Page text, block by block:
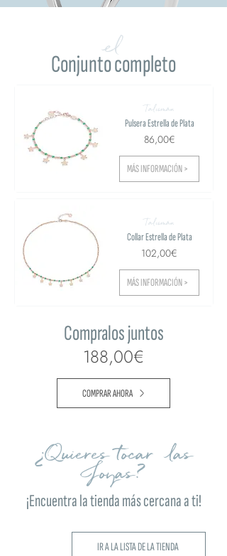
Conjunto completo
el
Talismán
Pulsera Estrella de Plata
86,00€
MÁS INFORMACIÓN >
Talismán
Collar Estrella de Plata
102,00€
MÁS INFORMACIÓN >
Compralos juntos
188,00€
COMPRAR AHORA
¿Quieres tocar las
Joyas?
¡Encuentra la tienda más cercana a ti!
IR A LA LISTA DE LA TIENDA